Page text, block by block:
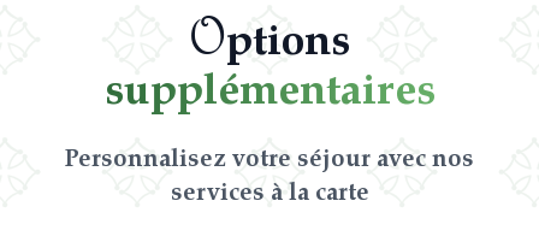
Options
supplémentaires
Personnalisez votre séjour avec nos
services à la carte